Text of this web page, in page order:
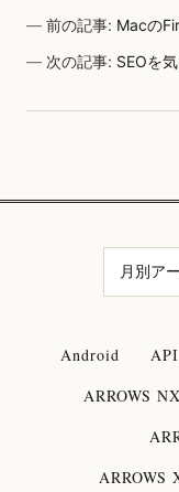
前の記事: Macの
次の記事: SEOを
Android API
ARROWS
ARROWS